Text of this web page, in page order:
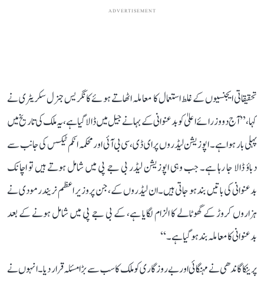
ADVERTISEMENT
تحقیقاتی ایجنسیوں کے غلط استعمال کا معاملہ اٹھاتے ہوئے کانگریس جنرل سکریٹری نے
کہا، ’’آج دو وزرائے اعلیٰ کو بدعنوانی کے بہانے جیل میں ڈالا گیا ہے، یہ ملک کی تاریخ میں
پہلی بار ہوا ہے۔ اپوزیشن لیڈروں پر ای ڈی، سی بی آئی اور محکمہ انکم ٹیکس کی جانب سے
دباؤ ڈالا جا رہا ہے۔ جب وہی اپوزیشن لیڈر بی جے پی میں شامل ہوتے ہیں تو اچانک
بدعنوانی کی باتیں بند ہو جاتی ہیں۔ ان لیڈروں کے، جن پر وزیر اعظم نریندر مودی نے
ہزاروں کروڑ کے گھوٹالے کا الزام لگایا ہے، کے بی جے پی میں شامل ہونے کے بعد
بدعنوانی کا معاملہ بند ہو گیا ہے۔‘‘
پرینکا گاندھی نے مہنگائی اور بے روزگاری کو ملک کا سب سے بڑا مسئلہ قرار دیا۔ انہوں نے